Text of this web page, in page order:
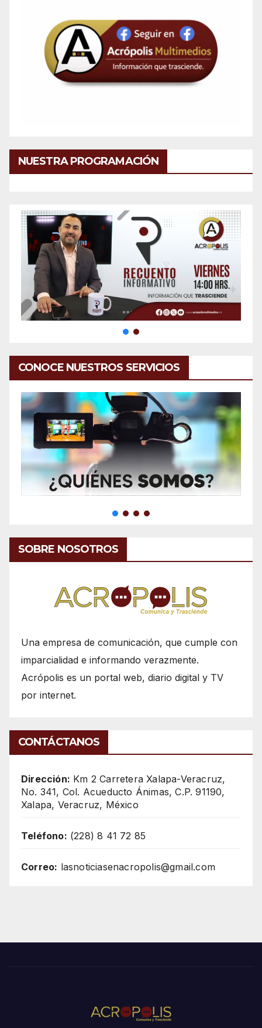
NUESTRA PROGRAMACIÓN
CONOCE NUESTROS SERVICIOS
SOBRE NOSOTROS
Una empresa de comunicación, que cumple con
imparcialidad e informando verazmente.
Acrópolis es un portal web, diario digital y TV
por internet.
CONTÁCTANOS
Dirección: Km 2 Carretera Xalapa-Veracruz,
No. 341, Col. Acueducto Ánimas, C.P. 91190,
Xalapa, Veracruz, México
Teléfono: (228) 8 41 72 85
Correo: lasnoticiasenacropolis@gmail.com